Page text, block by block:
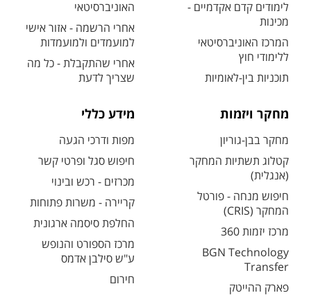
לימודים קדם אקדמיים -
מכינות
המרכז האוניברסיטאי
ללימודי חוץ
תוכניות בין-לאומיות
האוניברסיטאי
אחרי הרשמה - אזור אישי
למועמדים ולמועמדות
אחרי שהתקבלת - כל מה
שצריך לדעת
מחקר ויזמות
מחקר בבן-גוריון
קטלוג תשתיות המחקר
(אנגלית)
חיפוש מנחה - פורטל
המחקר (CRIS)
מרכז יזמות 360
BGN Technology
Transfer
פארק ההייטק
מידע כללי
מפות ודרכי הגעה
חיפוש סגל ופרטי קשר
מכרזים - רכש ובינוי
קריירה - משרות פתוחות
החלפת סיסמה ארגונית
מרכז הספורט והנופש
ע"ש סילבן אדמס
חירום